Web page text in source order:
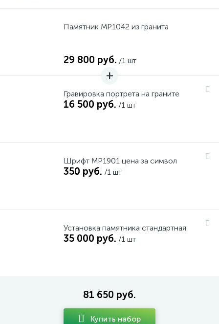
Памятник MP1042 из гранита
29 800 руб. /1 шт
Гравировка портрета на граните
16 500 руб. /1 шт
Шрифт MP1901 цена за символ
350 руб. /1 шт
Установка памятника стандартная
35 000 руб. /1 шт
81 650 руб.
Купить набор